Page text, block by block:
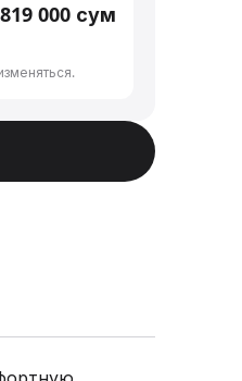
000 сум